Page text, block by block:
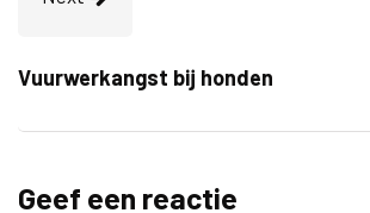
Vuurwerkangst bij honden
Geef een reactie